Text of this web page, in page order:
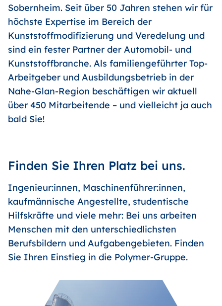
Sobernheim. Seit über 50 Jahren stehen wir für
höchste Expertise im Bereich der
Kunststoffmodifizierung und Veredelung und
sind ein fester Partner der Automobil- und
Kunststoffbranche. Als familiengeführter Top-
Arbeitgeber und Ausbildungsbetrieb in der
Nahe-Glan-Region beschäftigen wir aktuell
über 450 Mitarbeitende – und vielleicht ja auch
bald Sie!
Finden Sie Ihren Platz bei uns.
Ingenieur:innen, Maschinenführer:innen,
kaufmännische Angestellte, studentische
Hilfskräfte und viele mehr: Bei uns arbeiten
Menschen mit den unterschiedlichsten
Berufsbildern und Aufgabengebieten. Finden
Sie Ihren Einstieg in die Polymer-Gruppe.